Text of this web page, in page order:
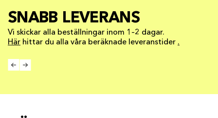
SNABB LEVERANS
Vi skickar alla beställningar inom 1–2 dagar.
Här hittar du alla våra beräknade leveranstider .